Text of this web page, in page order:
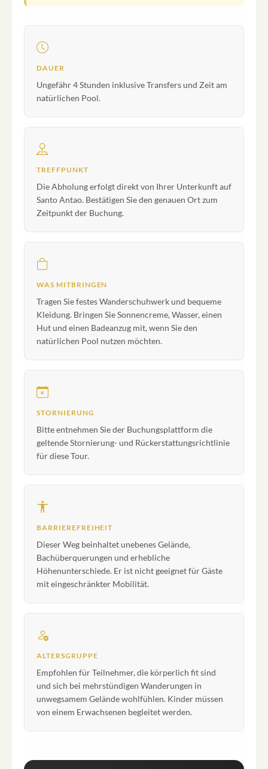
DAUER
Ungefähr 4 Stunden inklusive Transfers und Zeit am
natürlichen Pool.
TREFFPUNKT
Die Abholung erfolgt direkt von Ihrer Unterkunft auf
Santo Antao. Bestätigen Sie den genauen Ort zum
Zeitpunkt der Buchung.
WAS MITBRINGEN
Tragen Sie festes Wanderschuhwerk und bequeme
Kleidung. Bringen Sie Sonnencreme, Wasser, einen
Hut und einen Badeanzug mit, wenn Sie den
natürlichen Pool nutzen möchten.
STORNIERUNG
Bitte entnehmen Sie der Buchungsplattform die
geltende Stornierung- und Rückerstattungsrichtlinie
für diese Tour.
BARRIEREFREIHEIT
Dieser Weg beinhaltet unebenes Gelände,
Bachüberquerungen und erhebliche
Höhenunterschiede. Er ist nicht geeignet für Gäste
mit eingeschränkter Mobilität.
ALTERSGRUPPE
Empfohlen für Teilnehmer, die körperlich fit sind
und sich bei mehrstündigen Wanderungen in
unwegsamem Gelände wohlfühlen. Kinder müssen
von einem Erwachsenen begleitet werden.